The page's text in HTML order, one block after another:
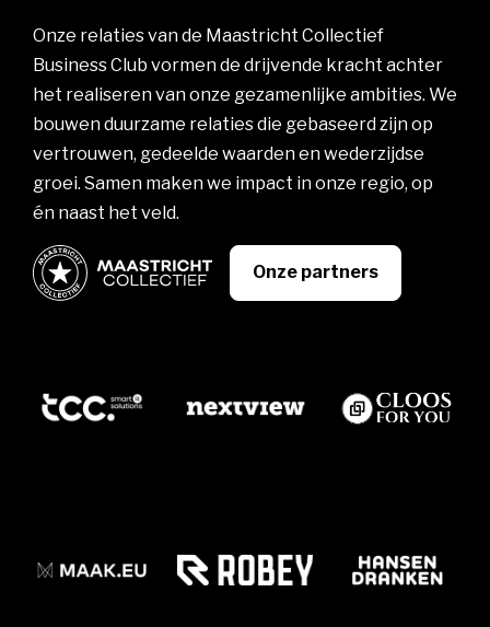
Onze relaties van de Maastricht Collectief
Business Club vormen de drijvende kracht achter
het realiseren van onze gezamenlijke ambities. We
bouwen duurzame relaties die gebaseerd zijn op
vertrouwen, gedeelde waarden en wederzijdse
groei. Samen maken we impact in onze regio, op
én naast het veld.
Onze partners